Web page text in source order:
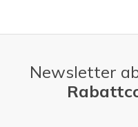
Newsletter